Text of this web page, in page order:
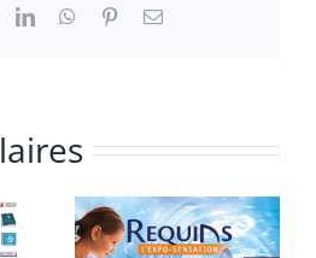
LinkedInWhatsApp
PinterestEmail